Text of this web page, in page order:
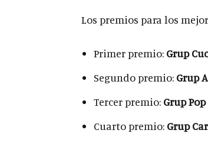
Los premios para los
Primer premio: Grup Cuc
Segundo premio: Grup
Tercer premio: Grup
Cuarto premio: Grup